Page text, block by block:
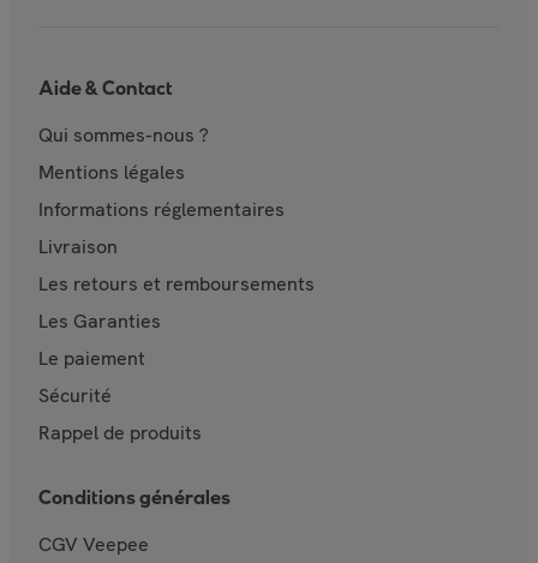
Aide & Contact
Qui sommes-nous ?
Mentions légales
Informations réglementaires
Livraison
Les retours et remboursements
Les Garanties
Le paiement
Sécurité
Rappel de produits
Conditions générales
CGV Veepee